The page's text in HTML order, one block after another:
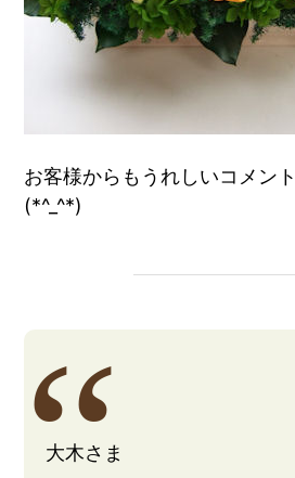
お客様からもうれしいコメン
(*^_^*)
大木さま